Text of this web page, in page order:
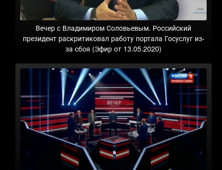
Вечер с Владимиром Соловьевым. Российский
президент раскритиковал работу портала Госуслуг из-
за сбоя (Эфир от 13.05.2020)